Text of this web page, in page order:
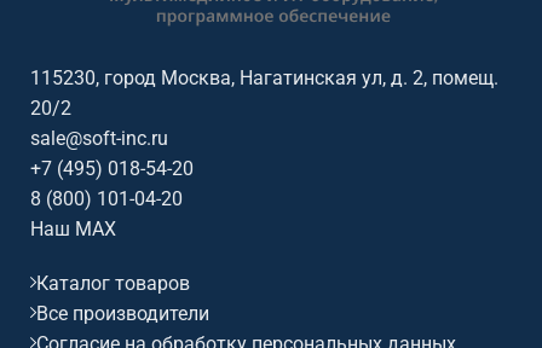
функции: HDBaseT, HDMI, USB-C,
Ключевые параметры: USB,
115230, город Москва, Нагатинская ул, д. 2, помещ.
20/2
sale@soft-inc.ru
+7 (495) 018-54-20
8 (800) 101-04-20
Наш MAX
Каталог товаров
Все производители